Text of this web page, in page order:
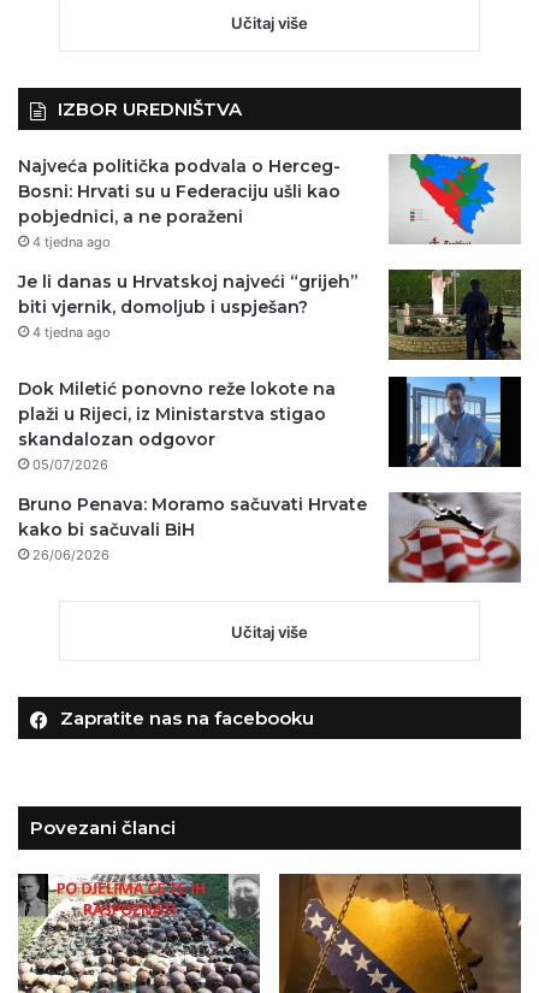
Učitaj više
IZBOR UREDNIŠTVA
Najveća politička podvala o Herceg-
Bosni: Hrvati su u Federaciju ušli kao
pobjednici, a ne poraženi
4 tjedna ago
Je li danas u Hrvatskoj najveći “grijeh”
biti vjernik, domoljub i uspješan?
4 tjedna ago
Dok Miletić ponovno reže lokote na
plaži u Rijeci, iz Ministarstva stigao
skandalozan odgovor
05/07/2026
Bruno Penava: Moramo sačuvati Hrvate
kako bi sačuvali BiH
26/06/2026
Učitaj više
Zapratite nas na facebooku
Povezani članci